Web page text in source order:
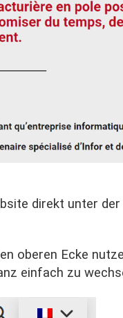
direkt unter der
oberen Ecke
einfach zu